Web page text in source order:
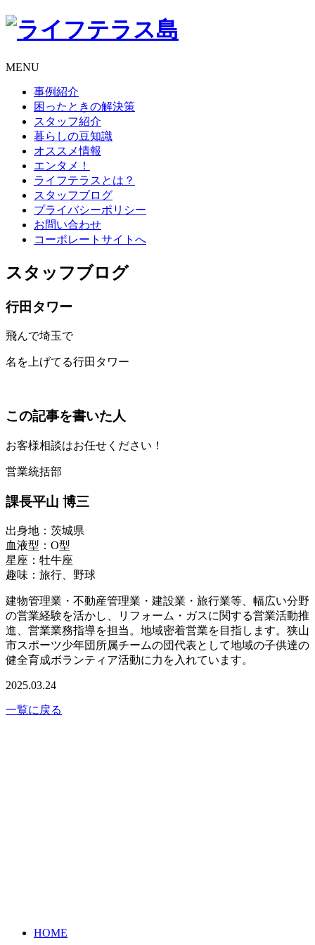
MENU
事例紹介
困ったときの解決策
スタッフ紹介
暮らしの豆知識
オススメ情報
エンタメ！
ライフテラスとは？
スタッフブログ
プライバシーポリシー
お問い合わせ
コーポレートサイトへ
スタッフブログ
行田タワー
飛んで埼玉で
名を上げてる行田タワー
この記事を書いた人
お客様相談はお任せください！
営業統括部
課長平山 博三
出身地 ：茨城県
血液型 ：O型
星座 ：牡牛座
趣味 ：旅行、野球
建物管理業・不動産管理業・建設業・旅行業等、幅広い分野
の営業経験を活かし、リフォーム・ガスに関する営業活動推
進、営業業務指導を担当。地域密着営業を目指します。狭山
市スポーツ少年団所属チームの団代表として地域の子供達の
健全育成ボランティア活動に力を入れています。
2025.03.24
一覧に戻る
HOME